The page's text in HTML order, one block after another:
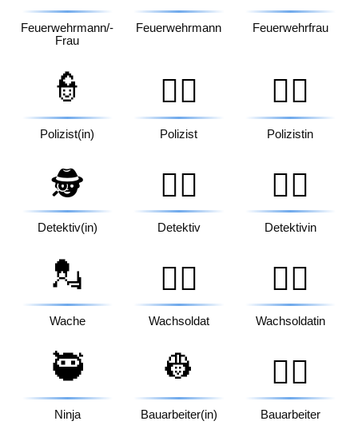
Feuerwehrmann/-
Frau
Feuerwehrmann Feuerwehrfrau
👮
Polizist(in)
👮‍♂️
Polizist
👮‍♀️
Polizistin
🕵️
Detektiv(in)
🕵️‍♂️
Detektiv
🕵️‍♀️
Detektivin
💂
Wache
💂‍♂️
Wachsoldat
💂‍♀️
Wachsoldatin
🥷
Ninja
👷
Bauarbeiter(in)
👷‍♂️
Bauarbeiter